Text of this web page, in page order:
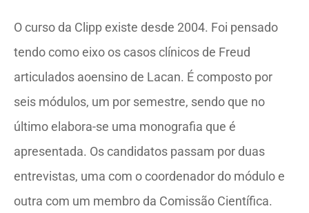
O curso da Clipp existe desde 2004. Foi pensado
tendo como eixo os casos clínicos de Freud
articulados aoensino de Lacan. É composto por
seis módulos, um por semestre, sendo que no
último elabora-se uma monografia que é
apresentada. Os candidatos passam por duas
entrevistas, uma com o coordenador do módulo e
outra com um membro da Comissão Científica.